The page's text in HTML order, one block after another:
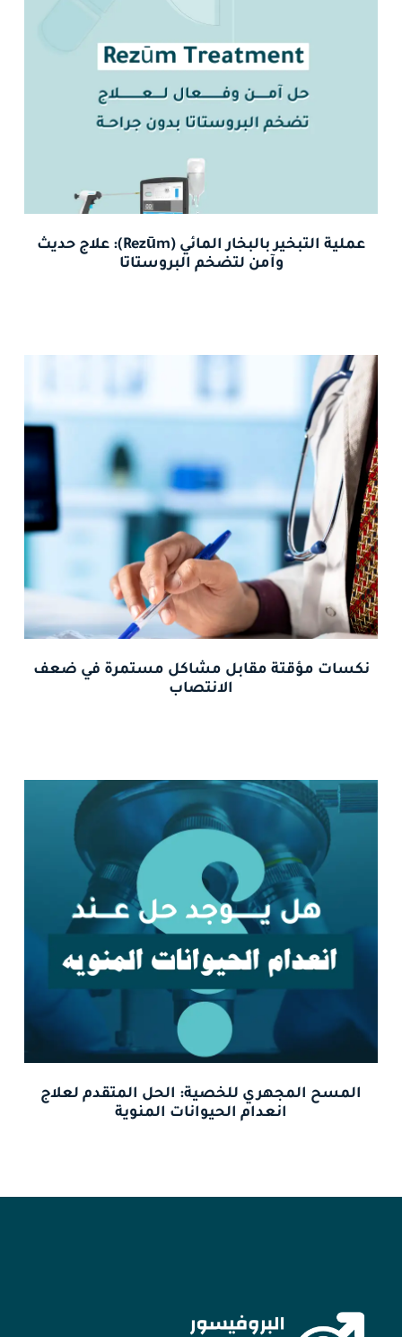
عملية التبخير بالبخار المائي (Rezūm): علاج حديث
وآمن لتضخم البروستاتا
نكسات مؤقتة مقابل مشاكل مستمرة في ضعف
الانتصاب
المسح المجهري للخصية: الحل المتقدم لعلاج
انعدام الحيوانات المنوية